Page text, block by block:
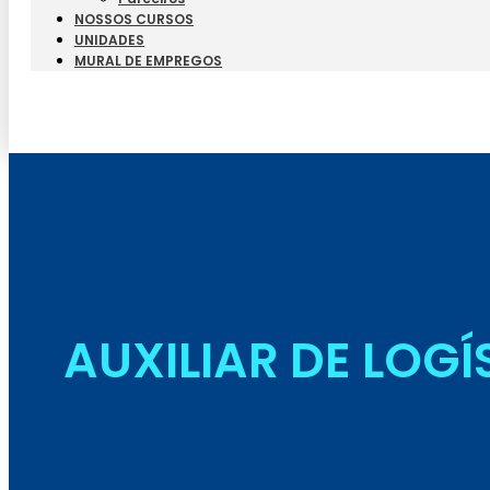
NOSSOS CURSOS
UNIDADES
MURAL DE EMPREGOS
AUXILIAR DE